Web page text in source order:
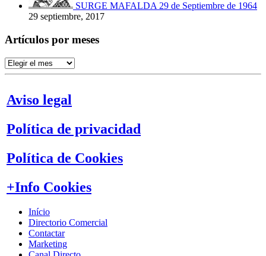
SURGE MAFALDA 29 de Septiembre de 1964
29 septiembre, 2017
Artículos por meses
Artículos
por
Aviso legal
Política de privacidad
Política de Cookies
+Info Cookies
Início
Directorio Comercial
Contactar
Marketing